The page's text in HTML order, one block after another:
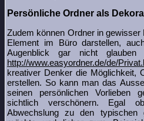
Persönliche Ordner als
Zudem können Ordner in
Element im Büro darstellen,
Augenblick gar nicht
http://www.easyordner.de/de/
kreativer Denker die Möglichkeit,
erstellen. So kann man das
seinen persönlichen Vorlieben
sichtlich verschönern. Egal
Abwechslung zu den typischen